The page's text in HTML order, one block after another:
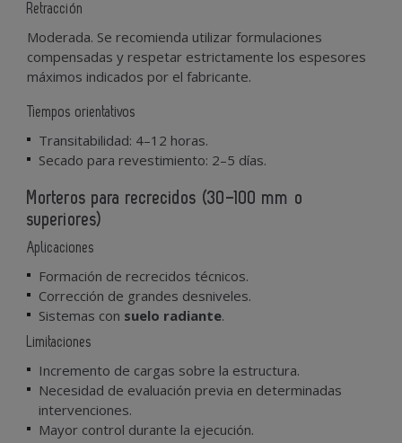
Retracción
Moderada. Se recomienda utilizar formulaciones
compensadas y respetar estrictamente los espesores
máximos indicados por el fabricante.
Tiempos orientativos
Transitabilidad: 4–12 horas.
Secado para revestimiento: 2–5 días.
Morteros para recrecidos (30–100 mm o
superiores)
Aplicaciones
Formación de recrecidos técnicos.
Corrección de grandes desniveles.
Sistemas con suelo radiante.
Limitaciones
Incremento de cargas sobre la estructura.
Necesidad de evaluación previa en determinadas
intervenciones.
Mayor control durante la ejecución.